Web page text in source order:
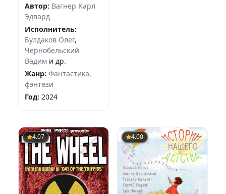
Автор: Вагнер Карл
Эдвард
Исполнитель:
Булдаков Олег,
Чернобельский
Вадим и др.
Жанр: Фантастика,
фэнтези
Год: 2024
4.07 4.00